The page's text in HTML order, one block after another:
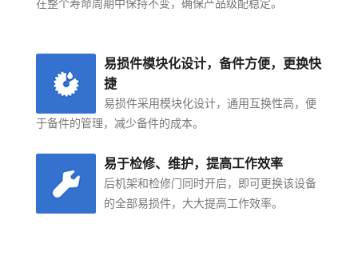
在整个寿命周期中保持不变，确保产品级配稳定。
易损件模块化设计，备件方便，更换快
捷
易损件采用模块化设计，通用互换性高，便
于备件的管理，减少备件的成本。
易于检修、维护，提高工作效率
后机架和检修门同时开启，即可更换该设备
的全部易损件，大大提高工作效率。